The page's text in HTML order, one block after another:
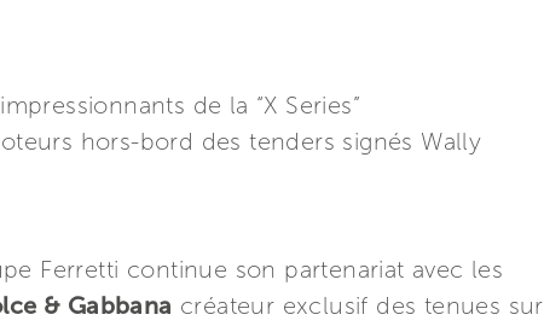
de la “X Series”
hors-bord des tenders signés Wally
Ferretti continue son partenariat avec les
& Gabbana créateur exclusif des tenues sur